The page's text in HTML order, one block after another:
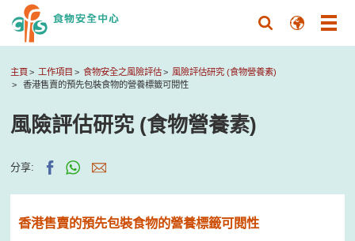
主頁 工作項目 食物安全之風險評估
風險評估研究 (食物營養素)
香港售賣的預先包裝食物的營養標籤可閱性
風險評估研究 (食物營養素)
分享:
香港售賣的預先包裝食物的營養標籤可閱性